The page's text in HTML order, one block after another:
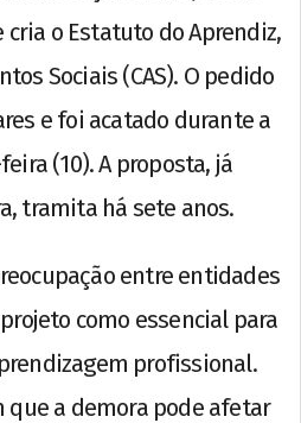
cria o Estatuto do Aprendiz,
Sociais (CAS). O pedido
e foi acatado durante a
(10). A proposta, já
tramita há sete anos.
entre entidades
como essencial para
profissional.
que a demora pode afetar